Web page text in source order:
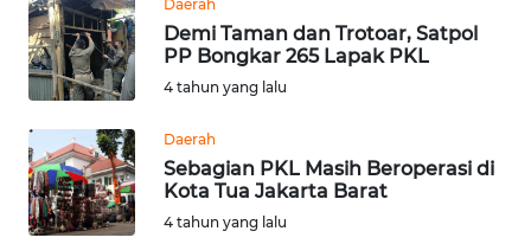
Daerah
Demi Taman dan Trotoar, Satpol
PP Bongkar 265 Lapak PKL
4 tahun yang lalu
Daerah
Sebagian PKL Masih Beroperasi di
Kota Tua Jakarta Barat
4 tahun yang lalu
WN
SULTENG
SULBAR
WN
BABEL